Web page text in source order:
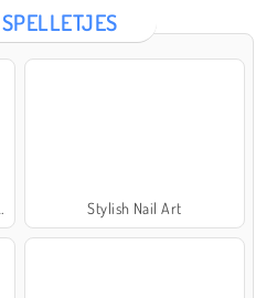
Stylish Nail Art